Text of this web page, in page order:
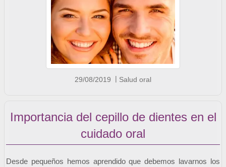
29/08/2019 Salud oral
Importancia del cepillo de dientes en el
cuidado oral
Desde pequeños hemos aprendido que debemos lavarnos los